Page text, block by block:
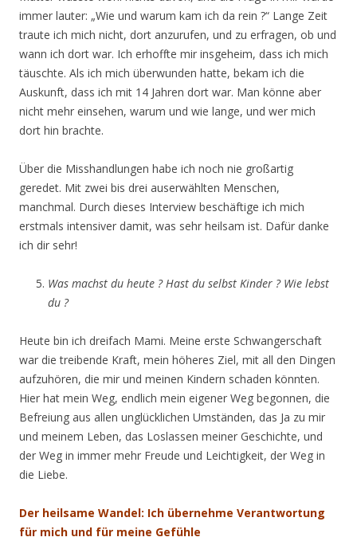
immer lauter: „Wie und warum kam ich da rein ?“ Lange Zeit
traute ich mich nicht, dort anzurufen, und zu erfragen, ob und
wann ich dort war. Ich erhoffte mir insgeheim, dass ich mich
täuschte. Als ich mich überwunden hatte, bekam ich die
Auskunft, dass ich mit 14 Jahren dort war. Man könne aber
nicht mehr einsehen, warum und wie lange, und wer mich
dort hin brachte.
Über die Misshandlungen habe ich noch nie großartig
geredet. Mit zwei bis drei auserwählten Menschen,
manchmal. Durch dieses Interview beschäftige ich mich
erstmals intensiver damit, was sehr heilsam ist. Dafür danke
ich dir sehr!
Was machst du heute ? Hast du selbst Kinder ? Wie lebst
du ?
Heute bin ich dreifach Mami. Meine erste Schwangerschaft
war die treibende Kraft, mein höheres Ziel, mit all den Dingen
aufzuhören, die mir und meinen Kindern schaden könnten.
Hier hat mein Weg, endlich mein eigener Weg begonnen, die
Befreiung aus allen unglücklichen Umständen, das Ja zu mir
und meinem Leben, das Loslassen meiner Geschichte, und
der Weg in immer mehr Freude und Leichtigkeit, der Weg in
die Liebe.
Der heilsame Wandel: Ich übernehme Verantwortung
für mich und für meine Gefühle